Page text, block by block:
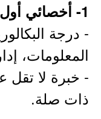
1- أخصائي أول تطوير المعايير:
- درجة
المعلومات،
ذات صلة.